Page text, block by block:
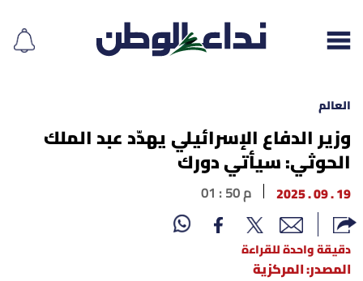
إقرأ الجريدة
لبنان
الغلاف
العالم
وزير الدفاع الإسرائيلي يهدّد عبد الملك
الحوثي: سيأتي دورك
19 . 09 . 2025 01 : 50 م
دقيقة واحدة للقراءة
المصدر: المركزية